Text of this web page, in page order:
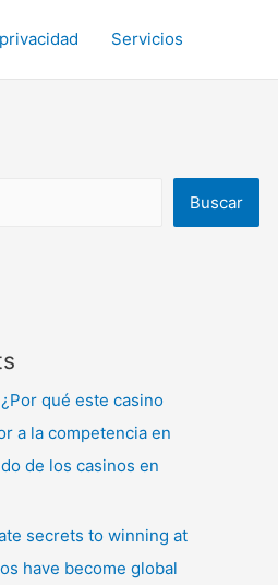
Servicios
Buscar
qué este casino
a la competencia en
de los casinos en
secrets to winning at
have become global